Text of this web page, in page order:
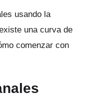
usando la
una curva de
comenzar con